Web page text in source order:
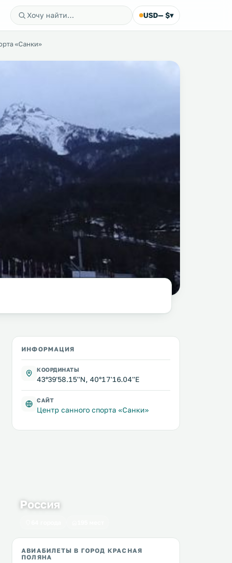
USD— $▾
«Санки»
ИНФОРМАЦИЯ
КООРДИНАТЫ
43°39'58.15''N, 40°17'16.04''E
САЙТ
Центр санного спорта «Санки»
Россия
АВИАБИЛЕТЫ В ГОРОД КРАСНАЯ
ПОЛЯНА